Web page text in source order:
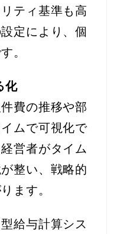
ティ基準も高
定により、個
。
化
費の推移や部
ムで可視化で
営者がタイム
整い、戦略的
ます。
給与計算シス